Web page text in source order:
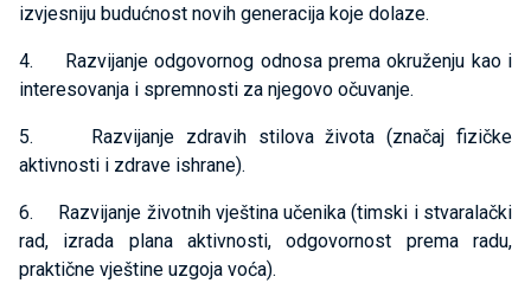
izvjesniju budućnost novih generacija koje dolaze.
4. Razvijanje odgovornog odnosa prema okruženju kao i
interesovanja i spremnosti za njegovo očuvanje.
5. Razvijanje zdravih stilova života (značaj fizičke
aktivnosti i zdrave ishrane).
6. Razvijanje životnih vještina učenika (timski i stvaralački
rad, izrada plana aktivnosti, odgovornost prema radu,
praktične vještine uzgoja voća).